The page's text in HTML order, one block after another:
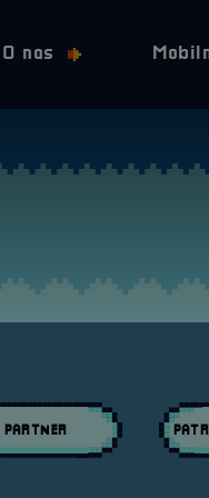
O nas
PARTNER